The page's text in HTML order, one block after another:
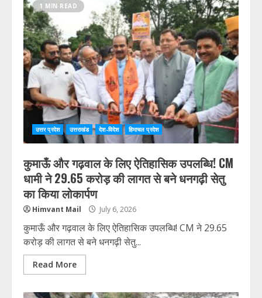
1 MIN READ
उत्तर प्रदेश उत्तराखंड देश-विदेश हिमाचल प्रदेश
कुमाऊँ और गढ़वाल के लिए ऐतिहासिक उपलब्धि! CM
धामी ने 29.65 करोड़ की लागत से बने धनगढ़ी सेतु
का किया लोकार्पण
Himvant Mail July 6, 2026
कुमाऊँ और गढ़वाल के लिए ऐतिहासिक उपलब्धि! CM ने 29.65
करोड़ की लागत से बने धनगढ़ी सेतु...
Read More